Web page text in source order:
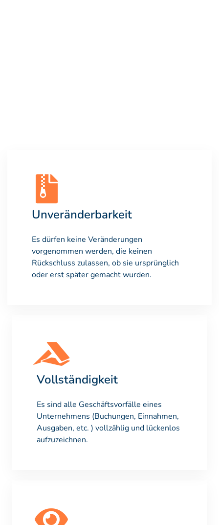
Unveränderbarkeit
Es dürfen keine Veränderungen
vorgenommen werden, die keinen
Rückschluss zulassen, ob sie ursprünglich
oder erst später gemacht wurden.
Vollständigkeit
Es sind alle Geschäftsvorfälle eines
Unternehmens (Buchungen, Einnahmen,
Ausgaben, etc. ) vollzählig und lückenlos
aufzuzeichnen.